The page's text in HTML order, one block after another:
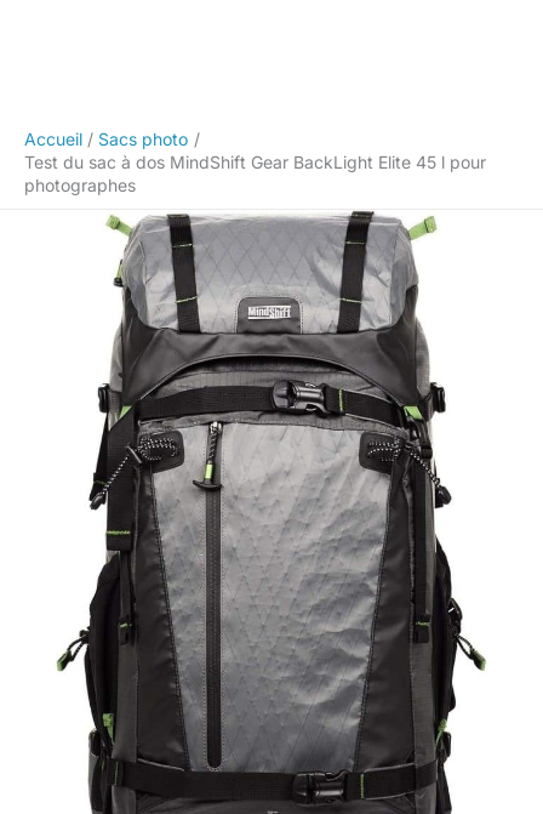
Accueil
Sacs photo
Test du sac à dos MindShift Gear BackLight Elite 45 l pour
photographes